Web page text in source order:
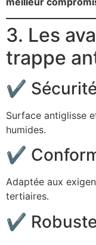
3. Les
trappe
✔
Surface antiglisse
humides.
✔
Adaptée aux
tertiaires.
✔